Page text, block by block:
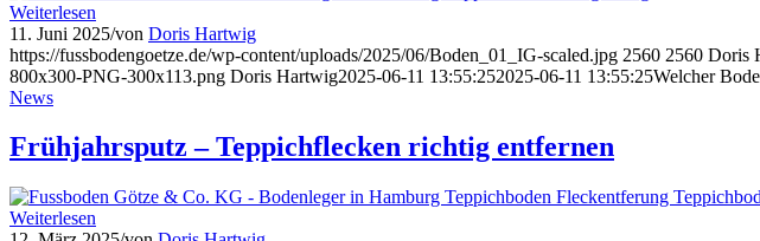
Weiterlesen
11. Juni 2025/von Doris Hartwig
https://fussbodengoetze.de/wp-content/uploads/2025/06/Boden_01_IG-scaled.jpg 2560 2560 Doris
800x300-PNG-300x113.png Doris Hartwig2025-06-11 13:55:252025-06-11 13:55:25Welcher
News
Frühjahrsputz – Teppichflecken richtig entfernen
Weiterlesen